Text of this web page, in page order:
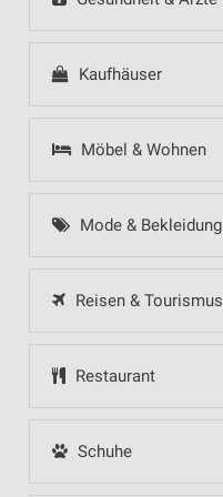
Kaufhäuser
Möbel & Wohnen
Mode & Bekleidung
Reisen & Tourismus
Restaurant
Schuhe